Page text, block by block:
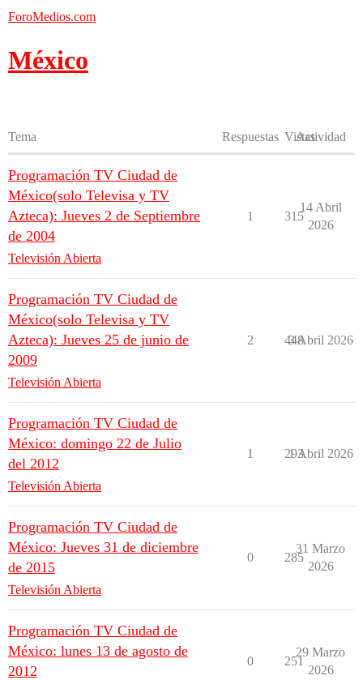
ForoMedios.com
México
Tema Respuestas Vistas
Actividad
Programación TV Ciudad de
México(solo Televisa y TV
Azteca): Jueves 2 de Septiembre
de 2004
Televisión Abierta
1 315
14 Abril
2026
Programación TV Ciudad de
México(solo Televisa y TV
Azteca): Jueves 25 de junio de
2009
Televisión Abierta
2 448
3 Abril 2026
Programación TV Ciudad de
México: domingo 22 de Julio
del 2012
Televisión Abierta
1 293
1 Abril 2026
Programación TV Ciudad de
México: Jueves 31 de diciembre
de 2015
Televisión Abierta
0 285
31 Marzo
2026
Programación TV Ciudad de
México: lunes 13 de agosto de
2012
0 251
29 Marzo
2026